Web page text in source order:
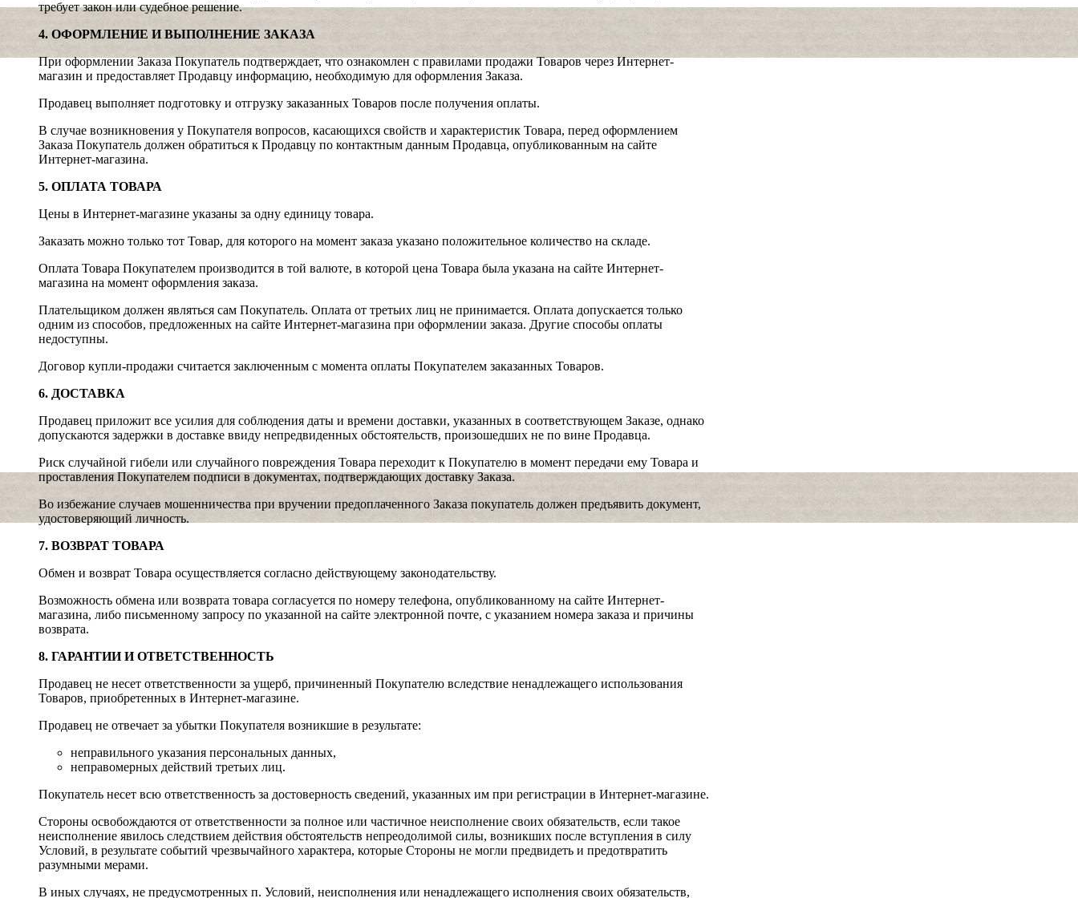
требует закон или судебное решение.
4. ОФОРМЛЕНИЕ И ВЫПОЛНЕНИЕ ЗАКАЗА
При оформлении Заказа Покупатель подтверждает, что ознакомлен с правилами продажи Товаров через Интернет-
магазин и предоставляет Продавцу информацию, необходимую для оформления Заказа.
Продавец выполняет подготовку и отгрузку заказанных Товаров после получения оплаты.
В случае возникновения у Покупателя вопросов, касающихся свойств и характеристик Товара, перед оформлением
Заказа Покупатель должен обратиться к Продавцу по контактным данным Продавца, опубликованным на сайте
Интернет-магазина.
5. ОПЛАТА ТОВАРА
Цены в Интернет-магазине указаны за одну единицу товара.
Заказать можно только тот Товар, для которого на момент заказа указано положительное количество на складе.
Оплата Товара Покупателем производится в той валюте, в которой цена Товара была указана на сайте Интернет-
магазина на момент оформления заказа.
Плательщиком должен являться сам Покупатель. Оплата от третьих лиц не принимается. Оплата допускается только
одним из способов, предложенных на сайте Интернет-магазина при оформлении заказа. Другие способы оплаты
недоступны.
Договор купли-продажи считается заключенным с момента оплаты Покупателем заказанных Товаров.
6. ДОСТАВКА
Продавец приложит все усилия для соблюдения даты и времени доставки, указанных в соответствующем Заказе, однако
допускаются задержки в доставке ввиду непредвиденных обстоятельств, произошедших не по вине Продавца.
Риск случайной гибели или случайного повреждения Товара переходит к Покупателю в момент передачи ему Товара и
проставления Покупателем подписи в документах, подтверждающих доставку Заказа.
Во избежание случаев мошенничества при вручении предоплаченного Заказа покупатель должен предъявить документ,
удостоверяющий личность.
7. ВОЗВРАТ ТОВАРА
Обмен и возврат Товара осуществляется согласно действующему законодательству.
Возможность обмена или возврата товара согласуется по номеру телефона, опубликованному на сайте Интернет-
магазина, либо письменному запросу по указанной на сайте электронной почте, с указанием номера заказа и причины
возврата.
8. ГАРАНТИИ И ОТВЕТСТВЕННОСТЬ
Продавец не несет ответственности за ущерб, причиненный Покупателю вследствие ненадлежащего использования
Товаров, приобретенных в Интернет-магазине.
Продавец не отвечает за убытки Покупателя возникшие в результате:
неправильного указания персональных данных,
неправомерных действий третьих лиц.
Покупатель несет всю ответственность за достоверность сведений, указанных им при регистрации в Интернет-магазине.
Стороны освобождаются от ответственности за полное или частичное неисполнение своих обязательств, если такое
неисполнение явилось следствием действия обстоятельств непреодолимой силы, возникших после вступления в силу
Условий, в результате событий чрезвычайного характера, которые Стороны не могли предвидеть и предотвратить
разумными мерами.
В иных случаях, не предусмотренных п. Условий, неисполнения или ненадлежащего исполнения своих обязательств,